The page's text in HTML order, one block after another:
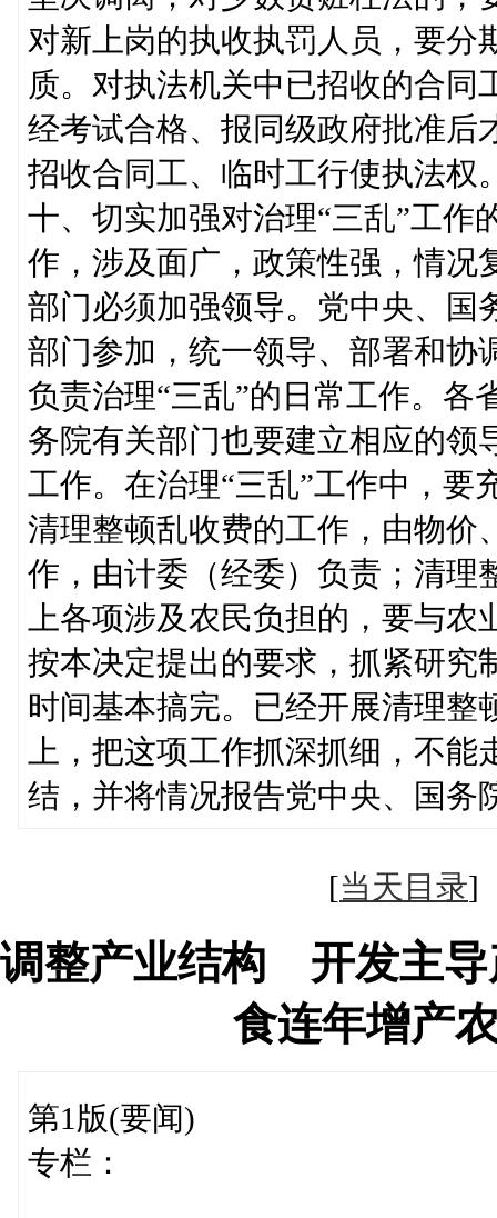
对新上岗的执收执罚人员，要分
质。对执法机关中已招收的合
经考试合格、报同级政府批准后
招收合同工、临时工行使执法权
十、切实加强对治理“三乱”工作
作，涉及面广，政策性强，情况
部门必须加强领导。党中央、国
部门参加，统一领导、部署和协
负责治理“三乱”的日常工作。各
务院有关部门也要建立相应的领
工作。在治理“三乱”工作中，要
清理整顿乱收费的工作，由物价
作，由计委（经委）负责；清理
上各项涉及农民负担的，要与
按本决定提出的要求，抓紧研究
时间基本搞完。已经开展清理整
上，把这项工作抓深抓细，不
结，并将情况报告党中央、国务
[当天目录
调整产业结构 开发主导
食连年增产
第1版(要闻)
专栏：